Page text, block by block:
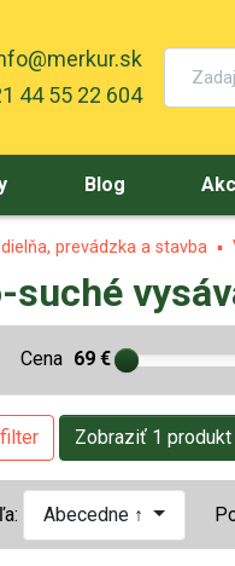
44 55 22 604
Blog
prevádzka a stavba
suché
Cena 69 €
Zobraziť 1 produkt
Abecedne ↑